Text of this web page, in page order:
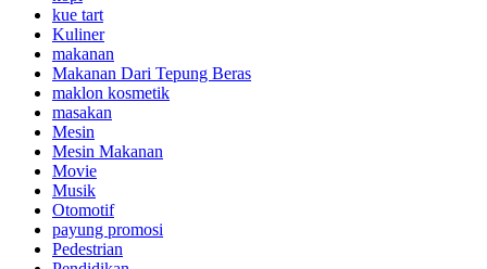
kue tart
Kuliner
makanan
Makanan Dari Tepung Beras
maklon kosmetik
masakan
Mesin
Mesin Makanan
Movie
Musik
Otomotif
payung promosi
Pedestrian